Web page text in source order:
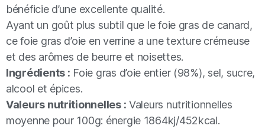
bénéficie d’une excellente qualité.
Ayant un goût plus subtil que le foie gras de canard,
ce foie gras d’oie en verrine a une texture crémeuse
et des arômes de beurre et noisettes.
Ingrédients : Foie gras d’oie entier (98%), sel, sucre,
alcool et épices.
Valeurs nutritionnelles : Valeurs nutritionnelles
moyenne pour 100g: énergie 1864kj/452kcal.